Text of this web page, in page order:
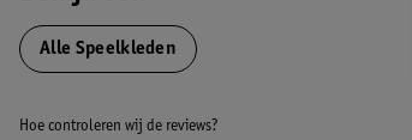
EAN code:5705548046583
Alle Speelkleden
Hoe controleren wij de reviews?